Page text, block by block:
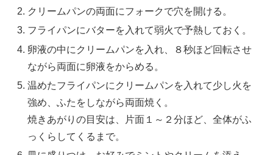
クリームパンの両面にフォークで穴を開ける。
フライパンにバターを入れて弱火で予熱しておく。
卵液の中にクリームパンを入れ、８秒ほど回転させ
ながら両面に卵液をからめる。
温めたフライパンにクリームパンを入れて少し火を
強め、ふたをしながら両面焼く。
焼きあがりの目安は、片面１～２分ほど、全体がふ
っくらしてくるまで。